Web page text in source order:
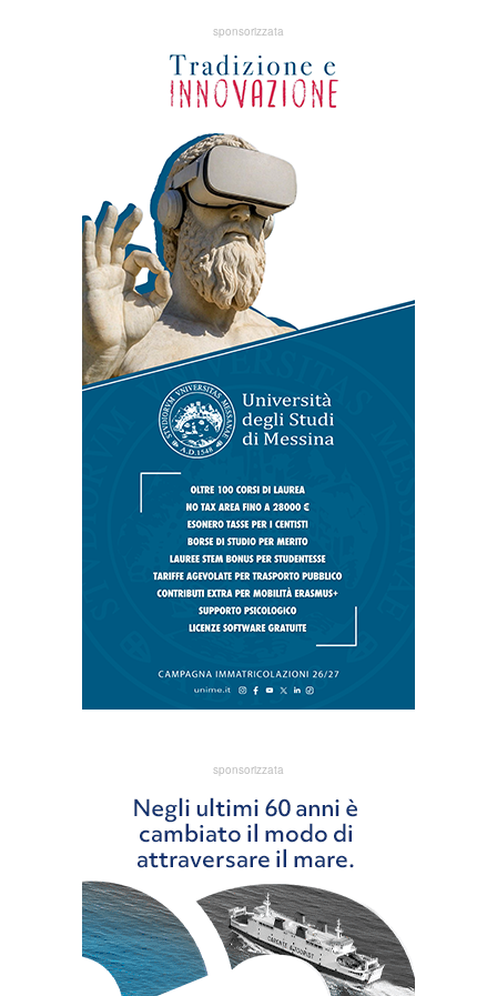
sponsorizzata
sponsorizzata